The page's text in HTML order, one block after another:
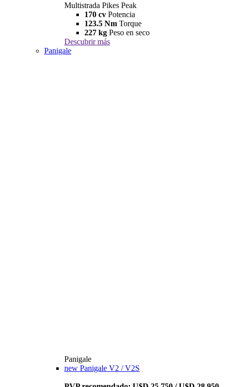
Multistrada Pikes Peak
170 cv Potencia
123.5 Nm Torque
227 kg Peso en seco
Descubrir más
Panigale
Panigale
new Panigale V2 / V2S